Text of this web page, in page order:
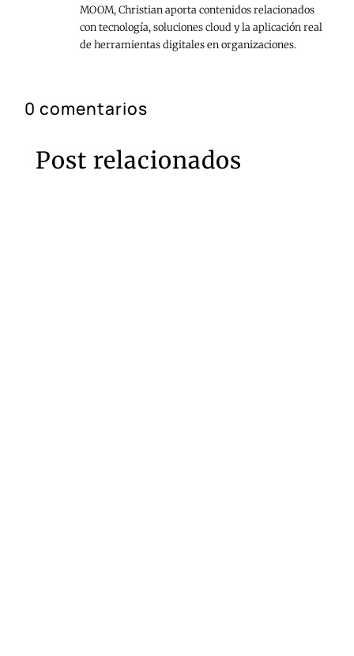
MOOM, Christian aporta contenidos relacionados
con tecnología, soluciones cloud y la aplicación real
de herramientas digitales en organizaciones.
0 comentarios
Post relacionados